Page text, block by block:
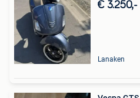
€ 3.250,-
Lanaken